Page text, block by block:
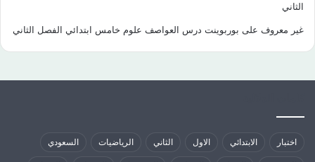
الثاني
غير معروف على بوربوينت درس العواصف علوم خامس ابتدائي الفصل الثاني
اختبار الابتدائي الاول الثاني الرياضيات السعودي